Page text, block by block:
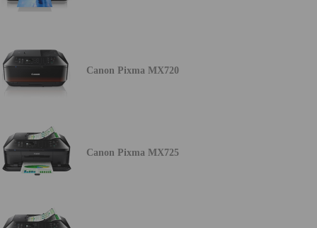
Canon Pixma MX720
Canon Pixma MX725